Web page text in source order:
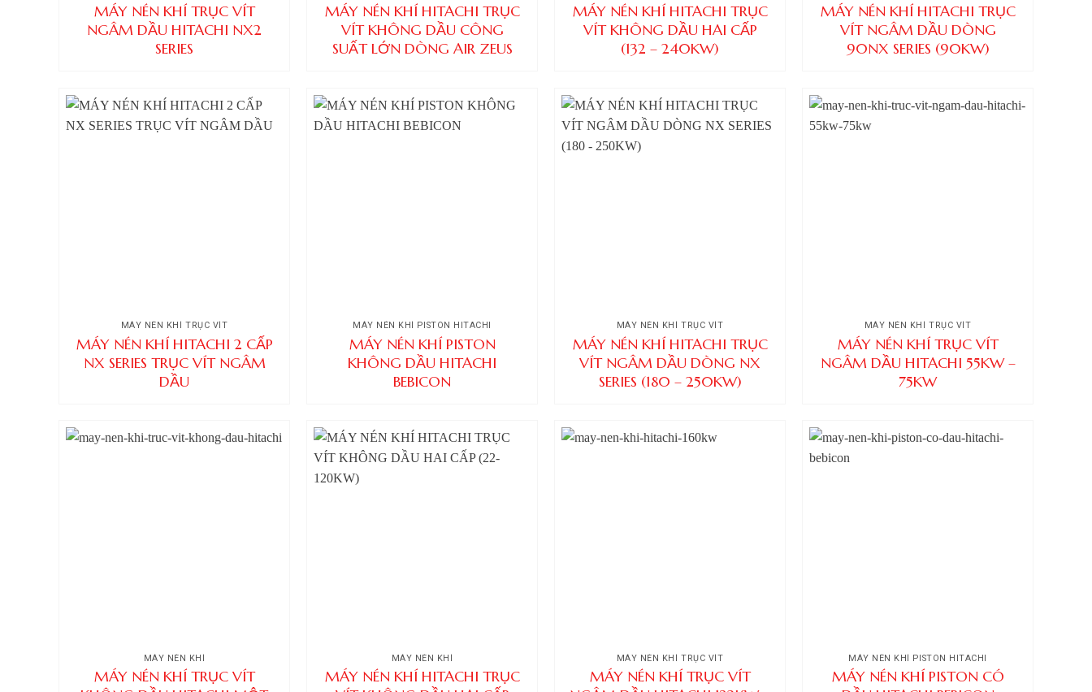
MÁY NÉN KHÍ TRỤC VÍT
NGÂM DẦU HITACHI NX2
SERIES
MÁY NÉN KHÍ HITACHI TRỤC
VÍT KHÔNG DẦU CÔNG
SUẤT LỚN DÒNG AIR ZEUS
MÁY NÉN KHÍ HITACHI TRỤC
VÍT KHÔNG DẦU HAI CẤP
(132 – 240KW)
MÁY NÉN KHÍ HITACHI TRỤC
VÍT NGÂM DẦU DÒNG
90NX SERIES (90KW)
MÁY NÉN KHÍ TRỤC VÍT
MÁY NÉN KHÍ HITACHI 2 CẤP
NX SERIES TRỤC VÍT NGÂM
DẦU
MÁY NÉN KHÍ PISTON HITACHI
MÁY NÉN KHÍ PISTON
KHÔNG DẦU HITACHI
BEBICON
MÁY NÉN KHÍ TRỤC VÍT
MÁY NÉN KHÍ HITACHI TRỤC
VÍT NGÂM DẦU DÒNG NX
SERIES (180 – 250KW)
MÁY NÉN KHÍ TRỤC VÍT
MÁY NÉN KHÍ TRỤC VÍT
NGÂM DẦU HITACHI 55KW –
75KW
MÁY NÉN KHÍ
MÁY NÉN KHÍ TRỤC VÍT
MÁY NÉN KHÍ
MÁY NÉN KHÍ HITACHI TRỤC
MÁY NÉN KHÍ TRỤC VÍT
MÁY NÉN KHÍ TRỤC VÍT
MÁY NÉN KHÍ PISTON HITACHI
MÁY NÉN KHÍ PISTON CÓ